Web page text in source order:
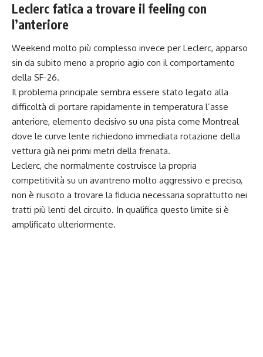
Leclerc fatica a trovare il feeling con
l’anteriore
Weekend molto più complesso invece per Leclerc, apparso
sin da subito meno a proprio agio con il comportamento
della SF-26.
Il problema principale sembra essere stato legato alla
difficoltà di portare rapidamente in temperatura l’asse
anteriore, elemento decisivo su una pista come Montreal
dove le curve lente richiedono immediata rotazione della
vettura già nei primi metri della frenata.
Leclerc, che normalmente costruisce la propria
competitività su un avantreno molto aggressivo e preciso,
non è riuscito a trovare la fiducia necessaria soprattutto nei
tratti più lenti del circuito. In qualifica questo limite si è
amplificato ulteriormente.